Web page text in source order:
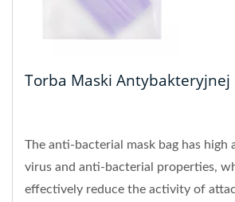
Torba Maski Antybakteryjnej
The anti-bacterial mask bag has high
virus and anti-bacterial properties,
effectively reduce the activity of